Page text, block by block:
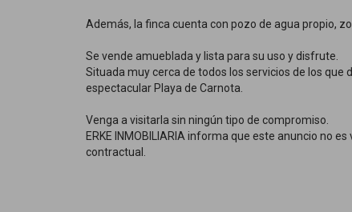
Además, la finca cuenta con pozo de agua propio,
Se vende amueblada y lista para su uso y disfrute.
Situada muy cerca de todos los servicios de los que
espectacular Playa de Carnota.
Venga a visitarla sin ningún tipo de compromiso.
ERKE INMOBILIARIA informa que este anuncio no
contractual.